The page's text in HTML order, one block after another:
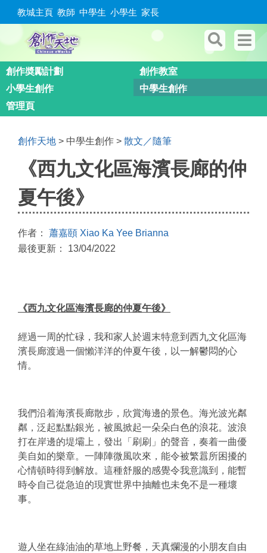
教城主頁 教師 中學生 小學生 家長
創作奬勵計劃
創作教室
小學生創作
中學生創作
管理頁
創作天地 > 中學生創作 > 散文／隨筆
《西九文化區海濱長廊的仲
夏午後》
作者： 蕭嘉頤 Xiao Ka Yee Brianna
最後更新： 13/04/2022
《西九文化區海濱長廊的仲夏午後》
經過一周的忙碌， 我和家人於週末特意到西九文化區海
濱長廊渡過一個懶洋洋的仲夏午後，以一解鬱悶的心
情。
我們沿着海濱長廊散步，欣賞海邊的景色。海光波光粼
粼， 泛起點點銀光，被風掀起一朵朵白色的浪花。 波浪
打在岸邊的堤壩上，發出「刷刷」的聲音， 奏着一曲優
美自如的樂章。一陣陣微風吹來， 能令被繁囂所困擾的
心情頓時得到解放。 這種舒服的感覺令我意識到， 能暫
時令自己從急迫的現實世界中抽離也未免不是一種壞
事。
遊人坐在綠油油的草地上野餐，天真爛漫的小朋友自由